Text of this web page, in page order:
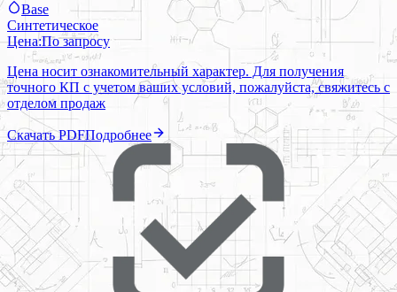
Base
Синтетическое
Цена:По запросу
Цена носит ознакомительный характер. Для получения
точного КП с учетом ваших условий, пожалуйста, свяжитесь с
отделом продаж
Скачать PDFПодробнее